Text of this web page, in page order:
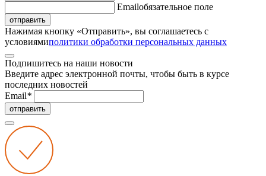
Emailобязательное поле
отправить
Нажимая кнопку «Отправить», вы соглашаетесь с
условиямиполитики обработки персональных данных
Подпишитесь на наши новости
Введите адрес электронной почты, чтобы быть в курсе
последних новостей
Email*
отправить